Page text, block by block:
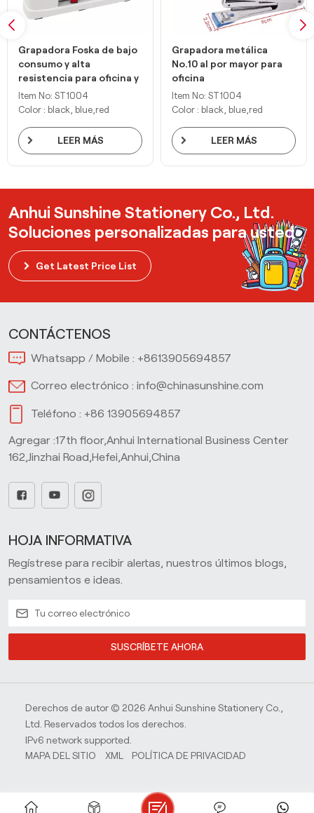
Grapadora Foska de bajo
consumo y alta
resistencia para oficina y
hogar
Item No: ST1004
Color : black, blue,red
LEER MÁS
Grapadora metálica
No.10 al por mayor para
oficina
Item No: ST1004
Color : black, blue,red
LEER MÁS
Anhui Sunshine Stationery Co., Ltd.
Soluciones personalizadas para usted
Get Latest Price List
CONTÁCTENOS
Whatsapp / Mobile : +8613905694857
Correo electrónico : info@chinasunshine.com
Teléfono : +86 13905694857
Agregar :17th floor,Anhui International Business Center
162,Jinzhai Road,Hefei,Anhui,China
HOJA INFORMATIVA
Regístrese para recibir alertas, nuestros últimos blogs,
pensamientos e ideas.
SUSCRÍBETE AHORA
Derechos de autor © 2026 Anhui Sunshine Stationery Co.,
Ltd. Reservados todos los derechos.
IPv6 network supported.
MAPA DEL SITIO
XML POLÍTICA DE PRIVACIDAD